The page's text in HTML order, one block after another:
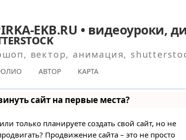
EKB.RU • видеоуроки,
вектор, анимация,
АВТОР КАРТА
сайт на первые места?
только планируете создать свой сайт, но не
Продвижение сайта – это не просто